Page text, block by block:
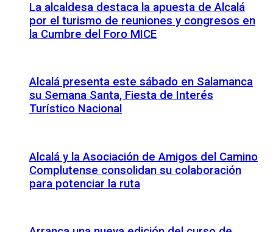
La alcaldesa destaca la apuesta de Alcalá
por el turismo de reuniones y congresos en
la Cumbre del Foro MICE
Alcalá presenta este sábado en Salamanca
su Semana Santa, Fiesta de Interés
Turístico Nacional
Alcalá y la Asociación de Amigos del Camino
Complutense consolidan su colaboración
para potenciar la ruta